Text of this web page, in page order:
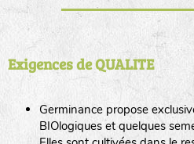
Exigences de QUALITE
Germinance propose
BIOlogiques et quelques